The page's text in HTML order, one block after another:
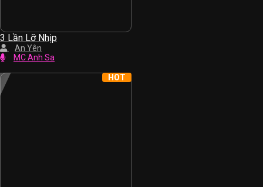
3 Lần Lỡ Nhịp
An Yên
MC Anh Sa
HOT